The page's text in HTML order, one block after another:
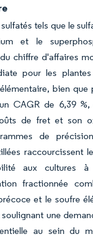
tels que le
et le
chiffre d'affaires
pour les
bien
CAGR de 6,39
de fret et son
de
raccourcissent
aux cultures
fractionnée
et le soufre
une
au sein du